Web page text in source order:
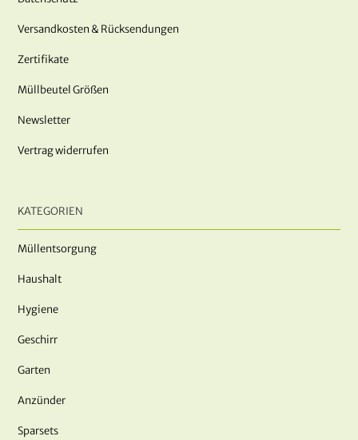
Versandkosten & Rücksendungen
Zertifikate
Müllbeutel Größen
Newsletter
Vertrag widerrufen
KATEGORIEN
Müllentsorgung
Haushalt
Hygiene
Geschirr
Garten
Anzünder
Sparsets